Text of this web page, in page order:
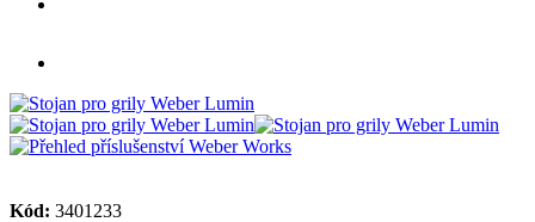
Kód: 3401233